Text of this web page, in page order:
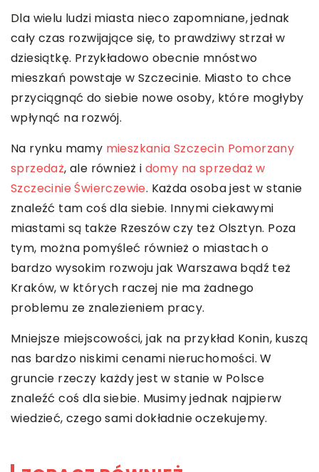
Dla wielu ludzi miasta nieco zapomniane, jednak
cały czas rozwijające się, to prawdziwy strzał w
dziesiątkę. Przykładowo obecnie mnóstwo
mieszkań powstaje w Szczecinie. Miasto to chce
przyciągnąć do siebie nowe osoby, które mogłyby
wpłynąć na rozwój.
Na rynku mamy mieszkania Szczecin Pomorzany
sprzedaż, ale również i domy na sprzedaż w
Szczecinie Świerczewie. Każda osoba jest w stanie
znaleźć tam coś dla siebie. Innymi ciekawymi
miastami są także Rzeszów czy też Olsztyn. Poza
tym, można pomyśleć również o miastach o
bardzo wysokim rozwoju jak Warszawa bądź też
Kraków, w których raczej nie ma żadnego
problemu ze znalezieniem pracy.
Mniejsze miejscowości, jak na przykład Konin, kuszą
nas bardzo niskimi cenami nieruchomości. W
gruncie rzeczy każdy jest w stanie w Polsce
znaleźć coś dla siebie. Musimy jednak najpierw
wiedzieć, czego sami dokładnie oczekujemy.